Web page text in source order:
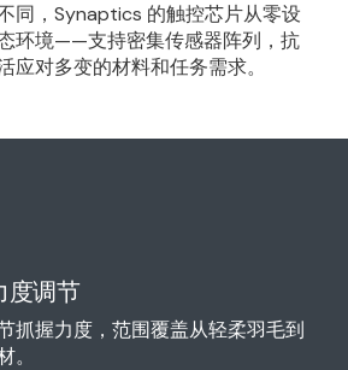
同，Synaptics 的触控芯片从零设
环境——支持密集传感器阵列，抗
应对多变的材料和任务需求。
度调节
抓握力度，范围覆盖从轻柔羽毛到
。